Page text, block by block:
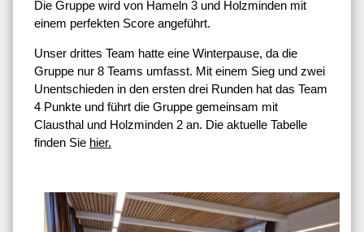
Die Gruppe wird von Hameln 3 und Holzminden mit
einem perfekten Score angeführt.
Unser drittes Team hatte eine Winterpause, da die
Gruppe nur 8 Teams umfasst. Mit einem Sieg und zwei
Unentschieden in den ersten drei Runden hat das Team
4 Punkte und führt die Gruppe gemeinsam mit
Clausthal und Holzminden 2 an. Die aktuelle Tabelle
finden Sie hier.